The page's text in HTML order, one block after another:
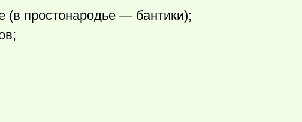
простонародье — бантики);